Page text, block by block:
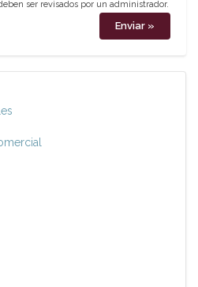
ser revisados por un administrador.